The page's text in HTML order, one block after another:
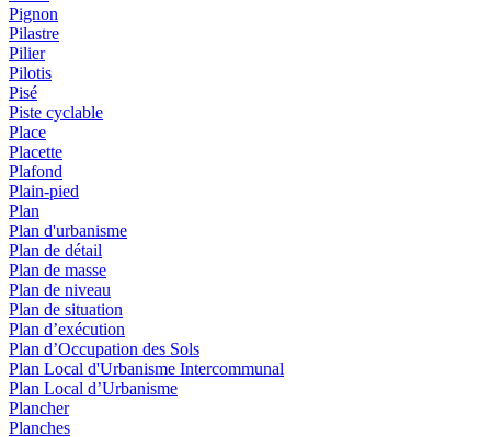
Pignon
Pilastre
Pilier
Pilotis
Pisé
Piste cyclable
Place
Placette
Plafond
Plain-pied
Plan
Plan d'urbanisme
Plan de détail
Plan de masse
Plan de niveau
Plan de situation
Plan d’exécution
Plan d’Occupation des Sols
Plan Local d'Urbanisme Intercommunal
Plan Local d’Urbanisme
Plancher
Planches